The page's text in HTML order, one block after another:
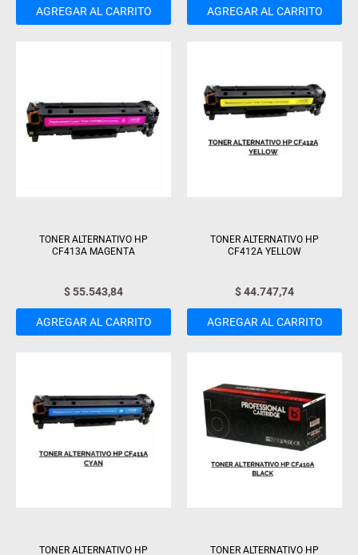
AGREGAR AL CARRITO AGREGAR AL CARRITO
TONER ALTERNATIVO HP
CF413A MAGENTA
$55.543,84
AGREGAR AL CARRITO
TONER ALTERNATIVO HP
CF412A YELLOW
$44.747,74
AGREGAR AL CARRITO
TONER ALTERNATIVO HP TONER ALTERNATIVO HP